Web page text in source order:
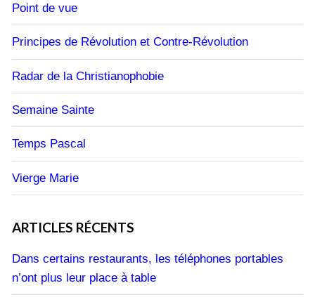
Point de vue
Principes de Révolution et Contre-Révolution
Radar de la Christianophobie
Semaine Sainte
Temps Pascal
Vierge Marie
ARTICLES RÉCENTS
Dans certains restaurants, les téléphones portables
n’ont plus leur place à table